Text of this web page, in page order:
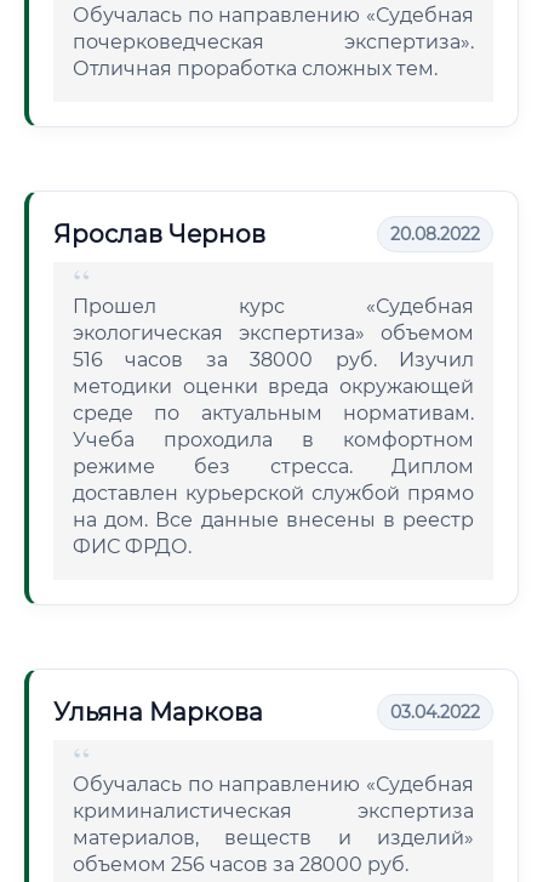
Обучалась по направлению «Судебная
почерковедческая экспертиза».
Отличная проработка сложных тем.
Ярослав Чернов 20.08.2022
Прошел курс «Судебная
экологическая экспертиза» объемом
516 часов за 38000 руб. Изучил
методики оценки вреда окружающей
среде по актуальным нормативам.
Учеба проходила в комфортном
режиме без стресса. Диплом
доставлен курьерской службой прямо
на дом. Все данные внесены в реестр
ФИС ФРДО.
Ульяна Маркова 03.04.2022
Обучалась по направлению «Судебная
криминалистическая экспертиза
материалов, веществ и изделий»
объемом 256 часов за 28000 руб.